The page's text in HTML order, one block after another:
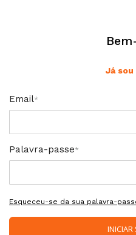
Já
Email
Palavra-passe
Esqueceu-se da sua palavra-
INICIAR